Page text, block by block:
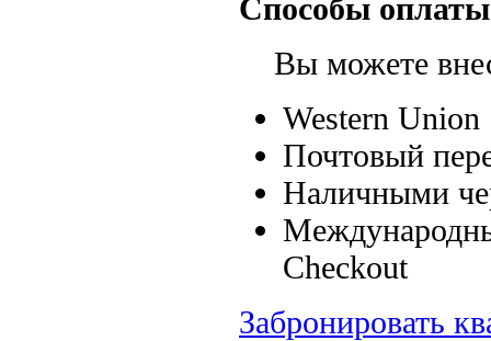
Способы оплаты
Вы можете
Western Union
Почтовый
Наличными
Checkout
Забронировать